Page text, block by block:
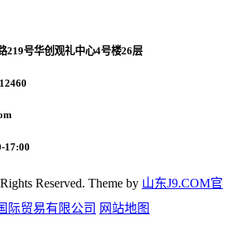
219号华创观礼中心4号楼26层
17:00
Reserved. Theme by 山东J9.COM官
际贸易有限公司 网站地图